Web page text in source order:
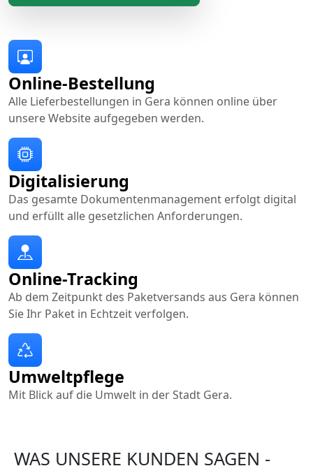
Online-Bestellung
Alle Lieferbestellungen in Gera können online über
unsere Website aufgegeben werden.
Online-Tracking
Ab dem Zeitpunkt des Paketversands aus Gera können
Sie Ihr Paket in Echtzeit verfolgen.
Digitalisierung
Das gesamte Dokumentenmanagement erfolgt digital
und erfüllt alle gesetzlichen Anforderungen.
Umweltpflege
Mit Blick auf die Umwelt in der Stadt Gera.
WAS UNSERE KUNDEN SAGEN -